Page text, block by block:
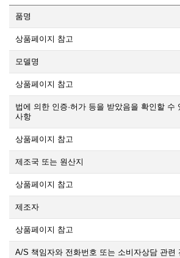
품명
상품페이지 참고
모델명
상품페이지 참고
법에 의한 인증·허가 등을 받았음을 확인할 수
사항
상품페이지 참고
제조국 또는 원산지
상품페이지 참고
제조자
상품페이지 참고
A/S 책임자와 전화번호 또는 소비자상담 관련